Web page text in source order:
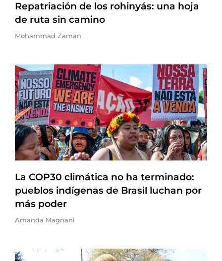
Repatriación de los rohinyás: una hoja
de ruta sin camino
Mohammad Zaman
La COP30 climática no ha terminado:
pueblos indígenas de Brasil luchan por
más poder
Amanda Magnani